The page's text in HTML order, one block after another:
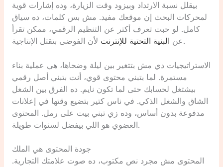
بيقلل نسبة الارتداد وبيزود وقت الزيارة، وده إشارات قوية
لمحركات البحث إن موقعك مفيد. مش بس كلمات، ده سياق
كامل. لو حبت تعرف أكتر عن التنظيم الرقمي، ممكن تقرأ
عن
البنية التحتية للإنترنت لأن الفوضى بتقتل الإنتاجية.
الاستراتيجيات دي مش بتتغير بين ليلة وضحاها، هي عملية بناء
مستمرة. لما بتبني محتوى قوي، أنت بتبني أصل رقمي
بيشتغل لحسابك حتى لما تكون نايم. ده الفرق بين الشغل
الشاق والشغل الذكي. في ناس كتير بتضيع وقتها في إعلانات
مدفوعة بدون أساس، وده زي تبني بيت على رمل. المحتوى
العضوي هو اللي بيفضل لسنوات طويلة.
جودة المحتوى هي الملك
المحتوى مش مجرد نص مكتوب، ده صوت علامتك التجارية.